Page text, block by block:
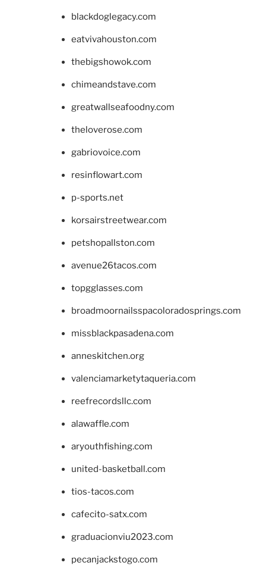
blackdoglegacy.com
eatvivahouston.com
thebigshowok.com
chimeandstave.com
greatwallseafoodny.com
theloverose.com
gabriovoice.com
resinflowart.com
p-sports.net
korsairstreetwear.com
petshopallston.com
avenue26tacos.com
topgglasses.com
broadmoornailsspacoloradosprings.com
missblackpasadena.com
anneskitchen.org
valenciamarketytaqueria.com
reefrecordsllc.com
alawaffle.com
aryouthfishing.com
united-basketball.com
tios-tacos.com
cafecito-satx.com
graduacionviu2023.com
pecanjackstogo.com